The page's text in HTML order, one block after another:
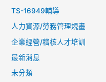
TS-16949輔導
人力資源/勞務管理規畫
企業經營/稽核人才培訓
最新消息
未分類